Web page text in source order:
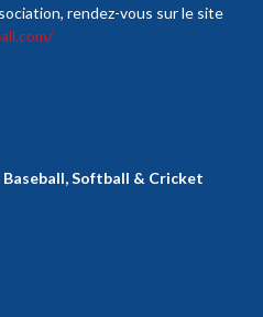
rendez-vous sur le site
Softball & Cricket